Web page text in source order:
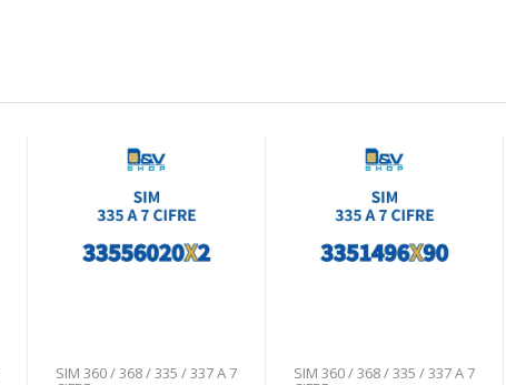
SIM 360 / 368 / 335 / 337 A 7 SIM 360 / 368 / 335 / 337 A 7